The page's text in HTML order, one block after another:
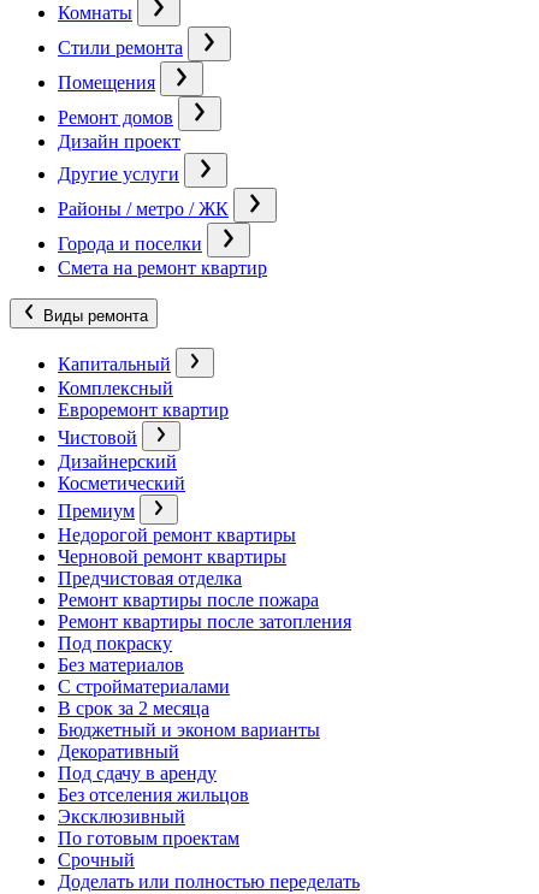
Комнаты
Стили ремонта
Помещения
Ремонт домов
Дизайн проект
Другие услуги
Районы / метро / ЖК
Города и поселки
Смета на ремонт квартир
Виды ремонта
Капитальный
Комплексный
Евроремонт квартир
Чистовой
Дизайнерский
Косметический
Премиум
Недорогой ремонт квартиры
Черновой ремонт квартиры
Предчистовая отделка
Ремонт квартиры после пожара
Ремонт квартиры после затопления
Под покраску
Без материалов
С стройматериалами
В срок за 2 месяца
Бюджетный и эконом варианты
Декоративный
Под сдачу в аренду
Без отселения жильцов
Эксклюзивный
По готовым проектам
Срочный
Доделать или полностью переделать